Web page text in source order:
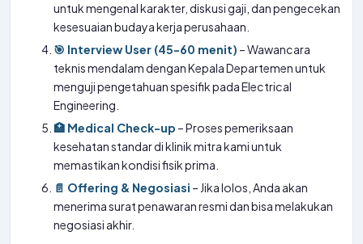
untuk mengenal karakter, diskusi gaji, dan pengecekan
kesesuaian budaya kerja perusahaan.
🎯 Interview User (45-60 menit) – Wawancara
teknis mendalam dengan Kepala Departemen untuk
menguji pengetahuan spesifik pada Electrical
Engineering.
🏥 Medical Check-up – Proses pemeriksaan
kesehatan standar di klinik mitra kami untuk
memastikan kondisi fisik prima.
📄 Offering & Negosiasi – Jika lolos, Anda akan
menerima surat penawaran resmi dan bisa melakukan
negosiasi akhir.